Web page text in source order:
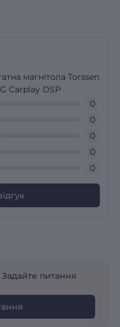
магнітола Torssen
Carplay DSP
0
0
0
0
0
питання